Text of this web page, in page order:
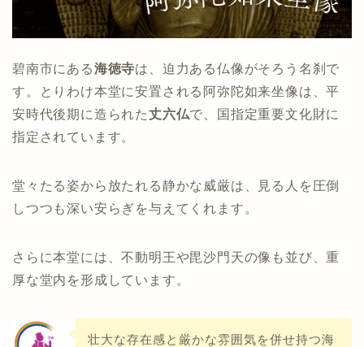
碧南市にある海徳寺は、迫力ある仏像がそろう名刹で
す。とりわけ本堂に安置される阿弥陀如来坐像は、平
安時代後期に造られた丈六仏で、国指定重要文化財に
指定されています。
堂々たる姿から放たれる静かな威厳は、見る人を圧倒
しつつも深い安らぎを与えてくれます。
さらに本堂には、不動明王や毘沙門天の像も並び、重
厚な堂内を形成しています。
壮大な存在感と厳かな雰囲気を併せ持つ海